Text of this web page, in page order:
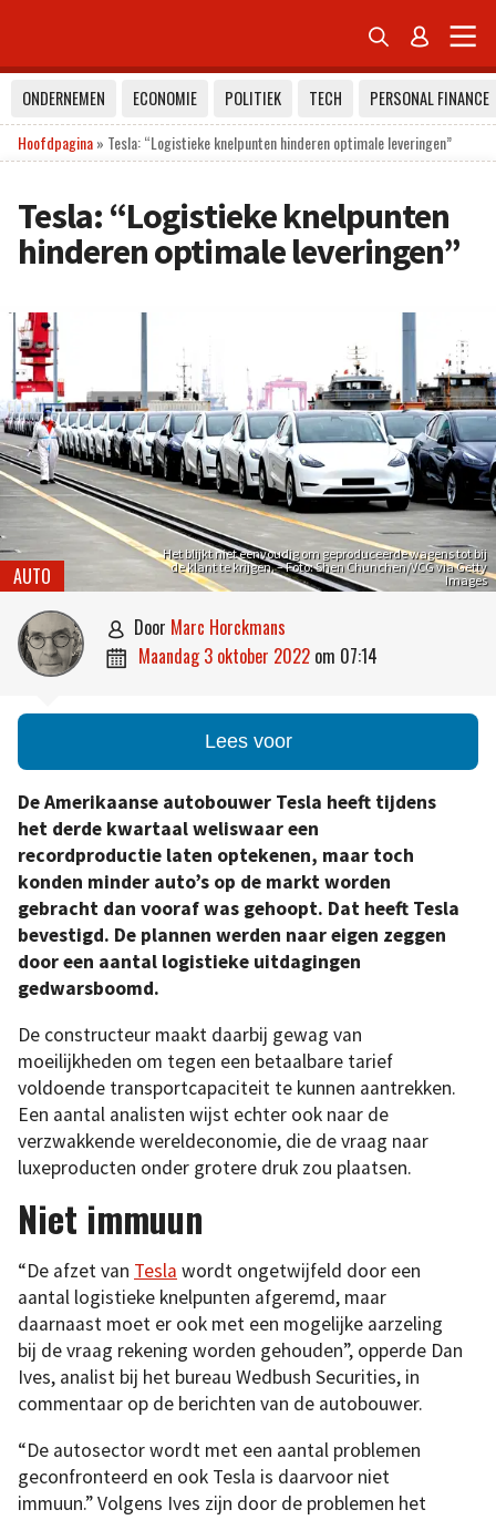
 
ONDERNEMEN ECONOMIE POLITIEK TECH
PERSONAL FINANCE
Hoofdpagina» Tesla: “Logistieke knelpunten hinderen optimale leveringen”
Tesla: “Logistieke knelpunten
hinderen optimale leveringen”
Het blijkt niet eenvoudig om geproduceerde wagens tot bij
de klant te krijgen. – Foto: Shen Chunchen/VCG via Getty
Images
AUTO
 door Marc Horckmans
 maandag 3 oktober 2022 om 07:14
Lees voor
De Amerikaanse autobouwer Tesla heeft tijdens
het derde kwartaal weliswaar een
recordproductie laten optekenen, maar toch
konden minder auto’s op de markt worden
gebracht dan vooraf was gehoopt. Dat heeft Tesla
bevestigd. De plannen werden naar eigen zeggen
door een aantal logistieke uitdagingen
gedwarsboomd.
De constructeur maakt daarbij gewag van
moeilijkheden om tegen een betaalbare tarief
voldoende transportcapaciteit te kunnen aantrekken.
Een aantal analisten wijst echter ook naar de
verzwakkende wereldeconomie, die de vraag naar
luxeproducten onder grotere druk zou plaatsen.
Niet immuun
“De afzet van Tesla wordt ongetwijfeld door een
aantal logistieke knelpunten afgeremd, maar
daarnaast moet er ook met een mogelijke aarzeling
bij de vraag rekening worden gehouden”, opperde Dan
Ives, analist bij het bureau Wedbush Securities, in
commentaar op de berichten van de autobouwer.
“De autosector wordt met een aantal problemen
geconfronteerd en ook Tesla is daarvoor niet
immuun.” Volgens Ives zijn door de problemen het